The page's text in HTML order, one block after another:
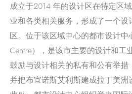
成立于2014 年的设计区在特定区
业和各类相关服务，形成了一个设
区。位于该区域中心的都市设计中
Centre），是该市主要的设计和工
鼓励与设计相关的私有和公有举措
并把布宜诺斯艾利斯建成拉丁美洲